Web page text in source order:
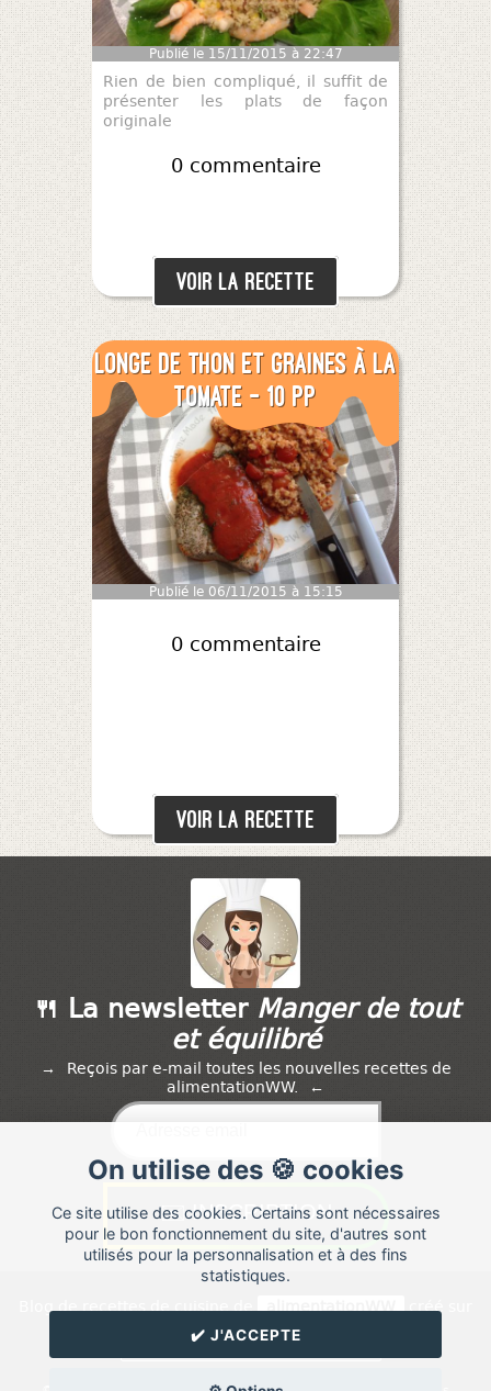
Publié le 15/11/2015 à 22:47
Rien de bien compliqué, il suffit de
présenter les plats de façon
originale
0 commentaire
Voir la recette
Longe de thon et graines à la
tomate - 10 pp
Publié le 06/11/2015 à 15:15
0 commentaire
Voir la recette
On utilise des 🍪 cookies
Ce site utilise des cookies. Certains sont nécessaires
pour le bon fonctionnement du site, d'autres sont
utilisés pour la personnalisation et à des fins
statistiques.
✔️ J'ACCEPTE
🍴 La newsletter Manger de tout
et équilibré
Reçois par e-mail toutes les nouvelles recettes de
alimentationWW.
Blog de recettes de cuisine de alimentationWW créé sur
RSS ⁄Réglage des cookies
✉️ Contacter alimentationWW